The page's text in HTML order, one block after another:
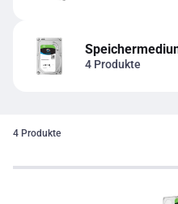
4 Produkte
4 Produkte